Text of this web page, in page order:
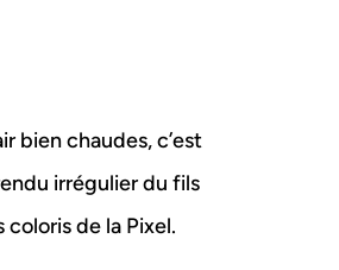
bien chaudes, c’est
irrégulier du fils
coloris de la Pixel.